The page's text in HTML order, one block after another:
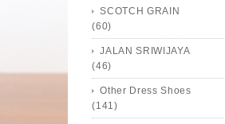
SCOTCH GRAIN
(60)
JALAN SRIWIJAYA
(46)
Other Dress Shoes
(141)